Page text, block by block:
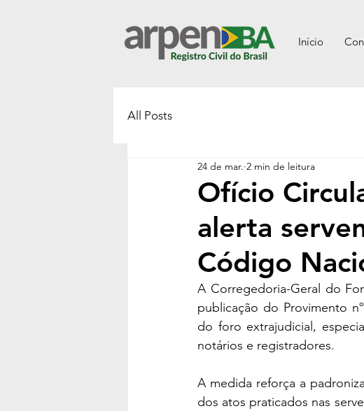
Início
All Posts
Ofício
alerta
Código
24 de mar. 2 min de leitura
A Corregedoria-Geral do
publicação do Provimento
do foro extrajudicial,
notários e registradores.
A medida reforça a
dos atos praticados nas